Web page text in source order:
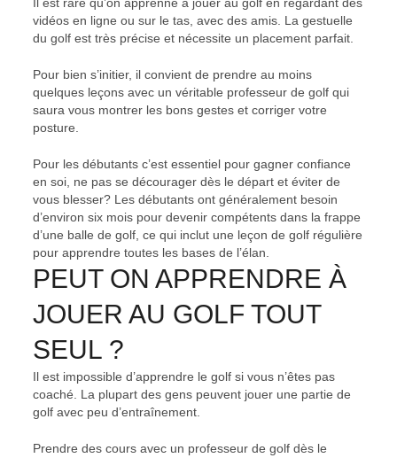
Il est rare qu’on apprenne à jouer au golf en regardant des
vidéos en ligne ou sur le tas, avec des amis. La gestuelle
du golf est très précise et nécessite un placement parfait.
Pour bien s’initier, il convient de prendre au moins
quelques leçons avec un véritable professeur de golf qui
saura vous montrer les bons gestes et corriger votre
posture.
Pour les débutants c’est essentiel pour gagner confiance
en soi, ne pas se décourager dès le départ et éviter de
vous blesser? Les débutants ont généralement besoin
d’environ six mois pour devenir compétents dans la frappe
d’une balle de golf, ce qui inclut une leçon de golf régulière
pour apprendre toutes les bases de l’élan.
PEUT ON APPRENDRE À
JOUER AU GOLF TOUT
SEUL ?
Il est impossible d’apprendre le golf si vous n’êtes pas
coaché. La plupart des gens peuvent jouer une partie de
golf avec peu d’entraînement.
Prendre des cours avec un professeur de golf dès le